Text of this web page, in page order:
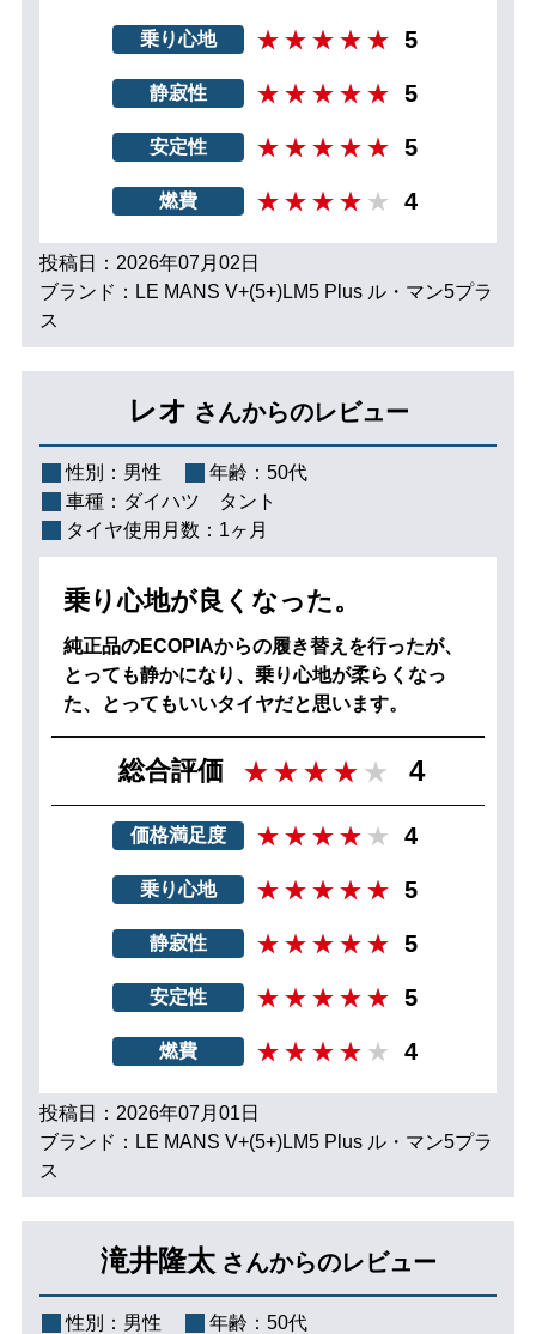
乗り心地 5
静寂性 5
安定性 5
燃費 4
投稿日：2026年07月02日
ブランド：LE MANS V+(5+)LM5 Plus ル・マン5プラ
ス
レオ さんからのレビュー
性別： 男性 年齢： 50代
車種： ダイハツ タント
タイヤ使用月数： 1ヶ月
乗り心地が良くなった。
純正品のECOPIAからの履き替えを行ったが、
とっても静かになり、乗り心地が柔らくなっ
た、とってもいいタイヤだと思います。
総合評価 4
価格満足度 4
乗り心地 5
静寂性 5
安定性 5
燃費 4
投稿日：2026年07月01日
ブランド：LE MANS V+(5+)LM5 Plus ル・マン5プラ
ス
滝井隆太 さんからのレビュー
性別： 男性 年齢： 50代